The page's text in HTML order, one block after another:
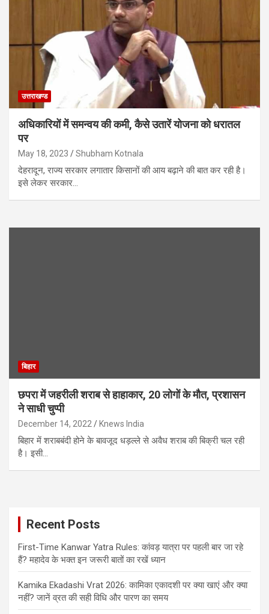
उत्तराखण्ड
अधिकारियों में समन्वय की कमी, कैसे उतारें योजना को धरातल
पर
May 18, 2023 Shubham Kotnala
देहरादून, राज्य सरकार लगातार किसानों की आय बढ़ाने की बात कर रही है।
इसे लेकर सरकार…
बिहार
छपरा में जहरीली शराब से हाहाकार, 20 लोगों के मौत, प्रशासन
ने साधी चुप्पी
December 14, 2022 Knews India
बिहार में शराबबंदी होने के बावजूद धड़ल्ले से अवैध शराब की बिक्री चल रही
है। इसी…
Recent Posts
First-Time Kanwar Yatra Rules: कांवड़ यात्रा पर पहली बार जा रहे
हैं? महादेव के भक्त इन जरूरी बातों का रखें ध्यान
Kamika Ekadashi Vrat 2026: कामिका एकादशी पर क्या खाएं और क्या
नहीं? जानें व्रत की सही विधि और पारण का समय